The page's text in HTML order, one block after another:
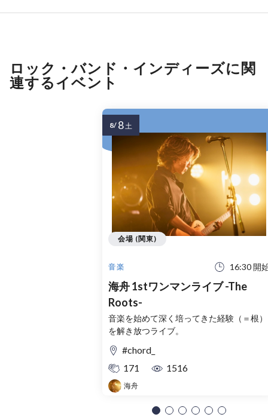
ロック・バンド・インディーズに関
連するイベント
音楽 16:30 開
海舟 1stワンマンライブ -The
Roots-
音楽を始めて深く培ってきた経験（＝根）
を解き放つライブ。
#chord_
171
1516
海舟
会場 (関東)
8/ 8土